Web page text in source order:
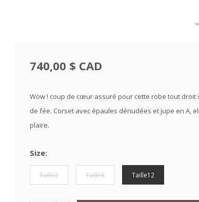
740,00 $ CAD
Wow ! coup de cœur assuré pour cette robe tout droit
de fée. Corset avec épaules dénudées et jupe en A,
plaire.
Size:
Taille2 Taille8 Taille12